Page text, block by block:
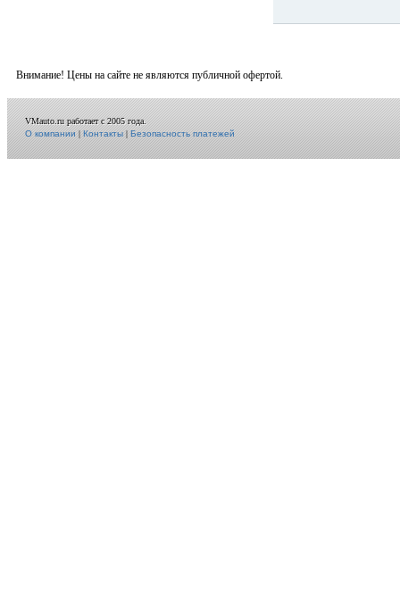
Внимание! Цены на сайте не являются публичной офертой.
VMauto.ru работает с 2005 года.
О компании|Контакты|Безопасность платежей